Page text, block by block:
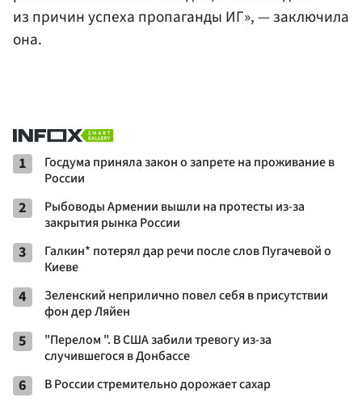
из причин успеха пропаганды ИГ», — заключила
она.
1
Госдума приняла закон о запрете на проживание в
России
2
Рыбоводы Армении вышли на протесты из-за
закрытия рынка России
3
Галкин* потерял дар речи после слов Пугачевой о
Киеве
4
Зеленский неприлично повел cебя в присутствии
фон дер Ляйен
5
"Перелом ". В США забили тревогу из-за
случившегося в Донбассе
6 В России стремительно дорожает сахар